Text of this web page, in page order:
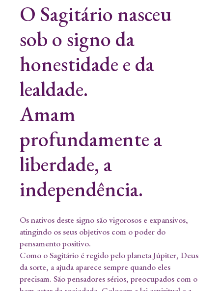
O Sagitário nasceu
sob o signo da
honestidade e da
lealdade.
Amam
profundamente a
liberdade, a
independência.
Os nativos deste signo são vigorosos e expansivos,
atingindo os seus objetivos com o poder do
pensamento positivo.
Como o Sagitário é regido pelo planeta Júpiter, Deus
da sorte, a ajuda aparece sempre quando eles
precisam. São pensadores sérios, preocupados com o